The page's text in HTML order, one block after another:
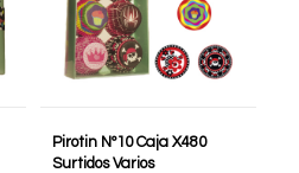
Pirotin Nº10 Caja X480
Surtidos Varios